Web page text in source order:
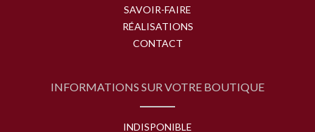
SAVOIR-FAIRE
RÉALISATIONS
CONTACT
INFORMATIONS SUR VOTRE BOUTIQUE
INDISPONIBLE